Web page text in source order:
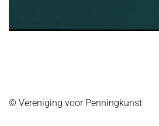
© Vereniging voor Penningkunst